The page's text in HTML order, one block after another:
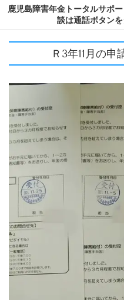
鹿児島障害年金トータルサ
談は通話ボタン
Ｒ3年11月の